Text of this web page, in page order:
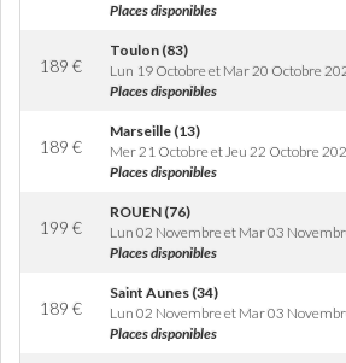
Places disponibles
189 €
Toulon (83)
Lun 19 Octobre et Mar 20 Octobre
Places disponibles
189 €
Marseille (13)
Mer 21 Octobre et Jeu 22 Octobre
Places disponibles
199 €
ROUEN (76)
Lun 02 Novembre et Mar 03
Places disponibles
189 €
Saint Aunes (34)
Lun 02 Novembre et Mar 03
Places disponibles